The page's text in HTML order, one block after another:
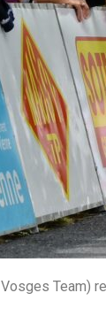
Team)